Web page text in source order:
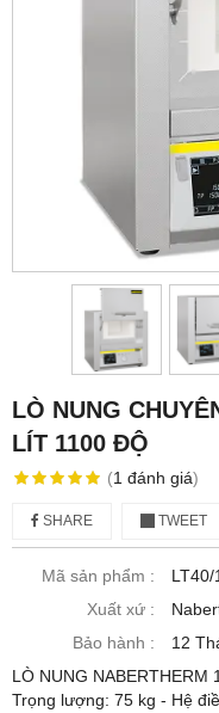
LÒ NUNG
LÍT 1100 ĐỘ
(1 đánh giá)
SHARE TWEET
Mã sản phẩm :
LT40/
Xuất xứ :
Bảo hành :
12
LÒ NUNG
Trọng lượng: 75 kg - Hệ